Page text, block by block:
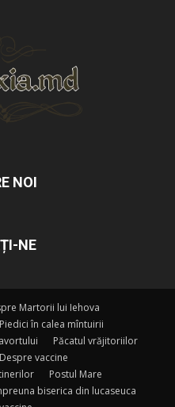
NOI
NE
Martorii lui Iehova
Piedici în calea mîntuirii
Păcatul vrăjitoriilor
Despre vaccine
Postul Mare
biserica din lucaseuca